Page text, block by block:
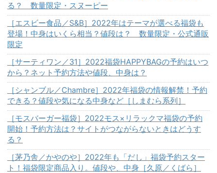
る？ 数量限定・スヌーピー
［エスビー食品／S&B］2022年はテーマが選べる福袋も
登場！中身はいくら相当？値段は？ 数量限定・公式通販
限定
［サーティワン／31］2022福袋HAPPYBAGの予約はいつ
から？ネット予約方法や値段、中身は？
［シャンブル／Chambre］2022年福袋の情報解禁！予約
できる？値段や気になる中身など［しまむら系列］
［モスバーガー福袋］2022モス×リラックマ福袋の予約
開始！予約方法は？サイトがつながらないときはどうす
る？
［茅乃舎／かやのや］2022年も「だし」福袋予約スター
ト！福袋限定商品入り。値段や、中身［久原／くばら］